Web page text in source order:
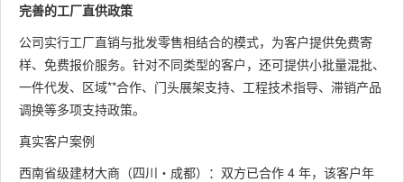
完善的工厂直供政策
公司实行工厂直销与批发零售相结合的模式，为客户提供免费寄
样、免费报价服务。针对不同类型的客户，还可提供小批量混批、
一件代发、区域**合作、门头展架支持、工程技术指导、滞销产品
调换等多项支持政策。
真实客户案例
西南省级建材大商（四川・成都）：双方已合作 4 年，该客户年